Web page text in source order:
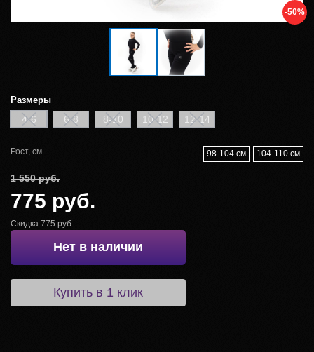
-50%
Размеры
4-6 6-8 8-10 10-12 12-14
Рост, см 98-104 см 104-110 см
1 550 руб.
775 руб.
Скидка 775 руб.
Нет в наличии
Купить в 1 клик